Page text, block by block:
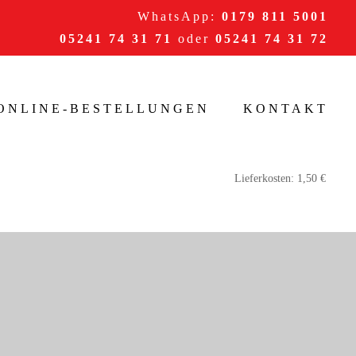
WhatsApp: 0179 811 5001
05241 74 31 71
oder 05241 74 31 72
BESTELLUNGEN KONTAKT